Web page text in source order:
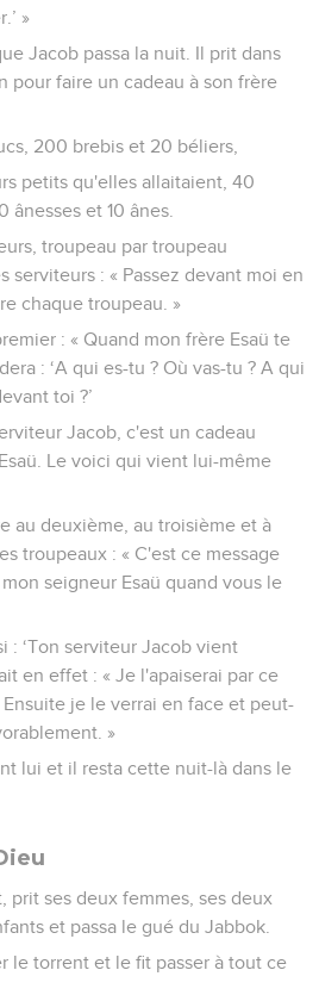
»
Jacob passa la nuit. Il prit dans
pour faire un cadeau à son frère
200 brebis et 20 béliers,
petits qu'elles allaitaient, 40
ânesses et 10 ânes.
troupeau par troupeau
serviteurs : « Passez devant moi en
chaque troupeau. »
: « Quand mon frère Esaü te
: ‘A qui es-tu ? Où vas-tu ? A qui
toi ?’
Jacob, c'est un cadeau
Le voici qui vient lui-même
au deuxième, au troisième et à
troupeaux : « C'est ce message
seigneur Esaü quand vous le
: ‘Ton serviteur Jacob vient
en effet : « Je l'apaiserai par ce
je le verrai en face et peut-
»
lui et il resta cette nuit-là dans le
prit ses deux femmes, ses deux
et passa le gué du Jabbok.
le torrent et le fit passer à tout ce